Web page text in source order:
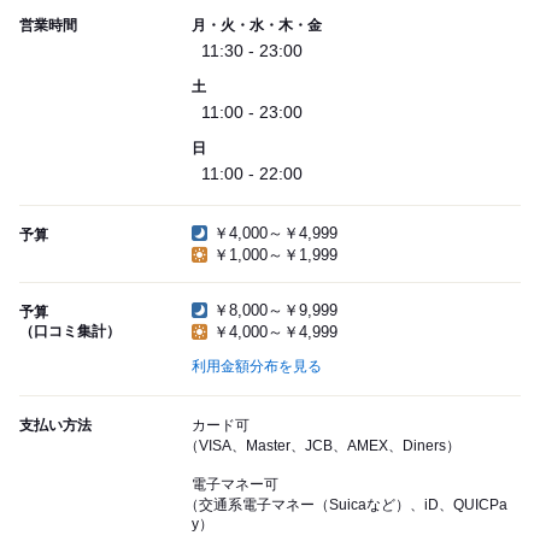
営業時間 月・火・水・木・金
11:30 - 23:00
土
11:00 - 23:00
日
11:00 - 22:00
予算
￥4,000～￥4,999
￥1,000～￥1,999
予算
（口コミ集計）
￥8,000～￥9,999
￥4,000～￥4,999
利用金額分布を見る
支払い方法
カード可
（VISA、Master、JCB、AMEX、Diners）
電子マネー可
（交通系電子マネー（Suicaなど）、iD、QUICPa
y）